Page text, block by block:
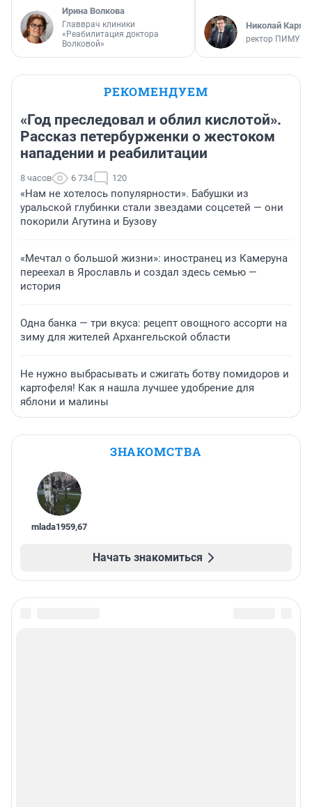
Ирина Волкова
Главврач клиники
«Реабилитация доктора
Волковой»
Николай
ректор ПИМУ
РЕКОМЕНДУЕМ
«Год преследовал и облил кислотой».
Рассказ петербурженки о жестоком
нападении и реабилитации
8 часов 6 734 120
«Нам не хотелось популярности». Бабушки из
уральской глубинки стали звездами соцсетей — они
покорили Агутина и Бузову
«Мечтал о большой жизни»: иностранец из Камеруна
переехал в Ярославль и создал здесь семью —
история
Одна банка — три вкуса: рецепт овощного ассорти на
зиму для жителей Архангельской области
Не нужно выбрасывать и сжигать ботву помидоров и
картофеля! Как я нашла лучшее удобрение для
яблони и малины
ЗНАКОМСТВА
mlada1959,67
Начать знакомиться